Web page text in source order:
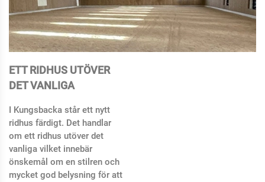
ETT RIDHUS UTÖVER
DET VANLIGA
I Kungsbacka står ett nytt
ridhus färdigt. Det handlar
om ett ridhus utöver det
vanliga vilket innebär
önskemål om en stilren och
mycket god belysning för att